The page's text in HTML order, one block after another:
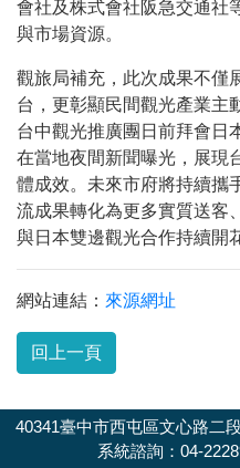
會社及株式會社阪急交通社
與市場資源。
觀旅局補充，此次成果不僅
台，更彰顯民間觀光產業主
台中觀光推廣團日前拜會日
在當地夜間新聞曝光，展現
體成效。未來市府將持續攜
流成果轉化為更多實質送客
與日本雙邊觀光合作持續開
網站連結： 來源網址
回上一頁
40341臺中市西屯區文心路二
系統諮詢：04-